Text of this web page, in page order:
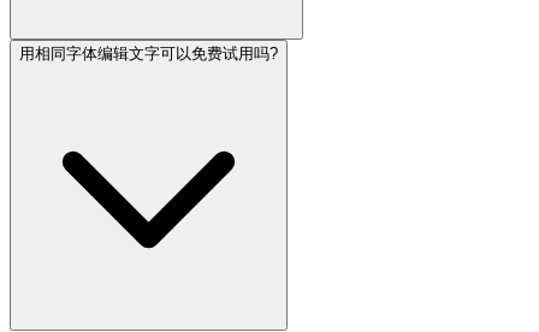
用相同字体编辑文字可以免费试用吗?